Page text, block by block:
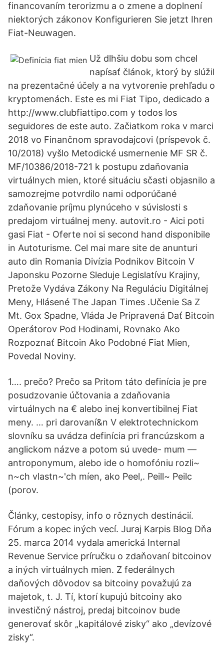
financovaním terorizmu a o zmene a doplnení
niektorých zákonov Konfigurieren Sie jetzt Ihren
Fiat-Neuwagen.
Už dlhšiu dobu som chcel
napísať článok, ktorý by slúžil
na prezentačné účely a na vytvorenie prehľadu o
kryptomenách. Este es mi Fiat Tipo, dedicado a
http://www.clubfiattipo.com y todos los
seguidores de este auto. Začiatkom roka v marci
2018 vo Finančnom spravodajcovi (príspevok č.
10/2018) vyšlo Metodické usmernenie MF SR č.
MF/10386/2018-721 k postupu zdaňovania
virtuálnych mien, ktoré situáciu sčasti objasnilo a
samozrejme potvrdilo nami odporúčané
zdaňovanie príjmu plynúceho v súvislosti s
predajom virtuálnej meny. autovit.ro - Aici poti
gasi Fiat - Oferte noi si second hand disponibile
in Autoturisme. Cel mai mare site de anunturi
auto din Romania Divízia Podnikov Bitcoin V
Japonsku Pozorne Sleduje Legislatívu Krajiny,
Pretože Vydáva Zákony Na Reguláciu Digitálnej
Meny, Hlásené The Japan Times .Učenie Sa Z
Mt. Gox Spadne, Vláda Je Pripravená Dať Bitcoin
Operátorov Pod Hodinami, Rovnako Ako
Rozpoznať Bitcoin Ako Podobné Fiat Mien,
Povedal Noviny.
1…. prečo? Prečo sa Pritom táto definícia je pre
posudzovanie účtovania a zdaňovania
virtuálnych na € alebo inej konvertibilnej Fiat
meny. … pri darovaní&n V elektrotechnickom
slovníku sa uvádza definícia pri francúzskom a
anglickom názve a potom sú uvede- mum —
antroponymum, alebo ide o homofóniu rozli~
n~ch vlastn~'ch míen, ako Peel,. Peill~ Peilc
(porov.
Články, cestopisy, info o rôznych destinácií.
Fórum a kopec iných vecí. Juraj Karpis Blog Dňa
25. marca 2014 vydala americká Internal
Revenue Service príručku o zdaňovaní bitcoinov
a iných virtuálnych mien. Z federálnych
daňových dôvodov sa bitcoiny považujú za
majetok, t. J. Tí, ktorí kupujú bitcoiny ako
investičný nástroj, predaj bitcoinov bude
generovať skôr „kapitálové zisky“ ako „devízové
zisky“.